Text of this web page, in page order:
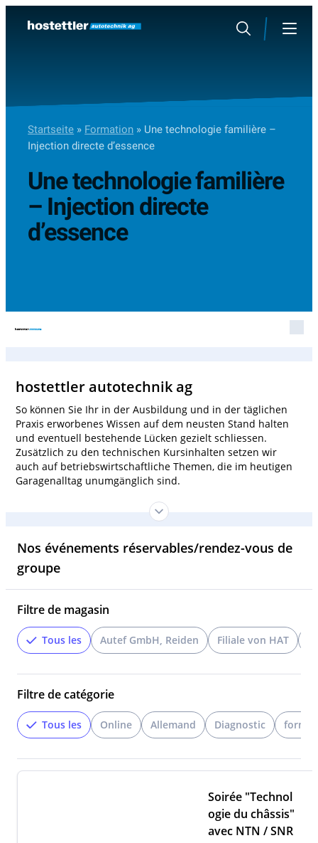
Rechercher
Startseite » Formation » Une technologie familière –
Injection directe d’essence
Une technologie familière
– Injection directe
d’essence